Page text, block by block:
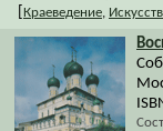
Краеведение